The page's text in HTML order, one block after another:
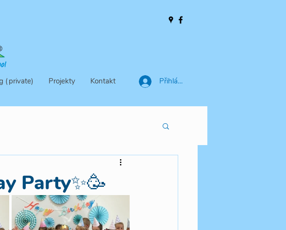
(private) Projekty Kontakt Přihlásit se
Party✨🥳